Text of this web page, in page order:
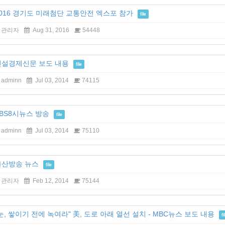
경기도 미래첨단 교통안전 엑스포 참가 file
관리자 Aug 31, 2016 54448
설경제신문 보도 내용 file
adminn Jul 03, 2014 74115
시뉴스 방송 file
adminn Jul 03, 2014 75110
산방송 뉴스 file
관리자 Feb 12, 2014 75144
, 쌓이기 전에 녹여라" 美, 도로 아래 열선 설치 - MBC뉴스 보도 내용